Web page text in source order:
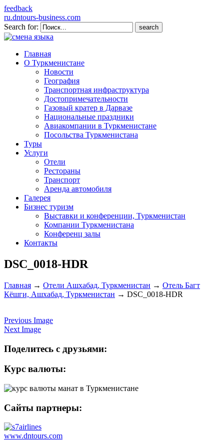
feedback
ru.dntours-business.com
Search for:
Главная
О Туркменистане
Новости
География
Транспортная инфраструктура
Достопримечательности
Газовый кратер в Дарвазе
Национальные праздники
Авиакомпании в Туркменистане
Посольства Туркменистана
Туры
Услуги
Отели
Рестораны
Транспорт
Аренда автомобиля
Галерея
Бизнес туризм
Выставки и конференции, Туркменистан
Компании Туркменистана
Конференц залы
Контакты
DSC_0018-HDR
Главная → Отели Ашхабад, Туркменистан → Отель Багт
Кёшги, Ашхабад, Туркменистан → DSC_0018-HDR
Previous Image
Next Image
Поделитесь с друзьями:
Курс валюты:
Сайты партнеры:
www.dntours.com